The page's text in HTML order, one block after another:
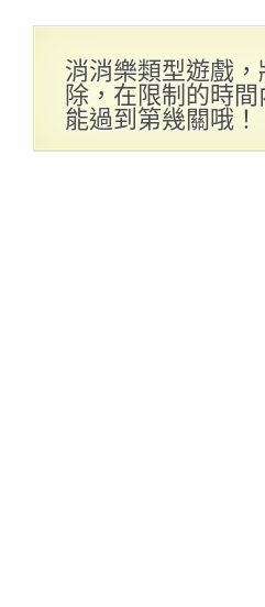
消消樂類型遊戲
除，在限制的時
能過到第幾關哦！